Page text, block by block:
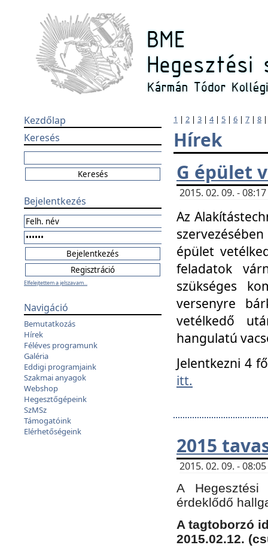
Kezdőlap
Keresés
Bejelentkezés
Elfelejtettem a jelszavam...
Navigáció
Bemutatkozás
Hírek
Féléves programunk
Galéria
Eddigi programjaink
Szakmai anyagok
Webshop
Hegesztőgépeink
SzMSz
Támogatóink
Elérhetőségeink
1 | 2 | 3 | 4| 5 | 6 | 7 | 8
Hírek
G épület
2015. 02. 09. -
Az
épület
feladatok
szükséges
versenyre
vetélkedő
hangulatú
Jelentkezni 4
itt.
2015
2015. 02. 09. -
A
érdeklődő
A tagtoborzó
2015.02.12.